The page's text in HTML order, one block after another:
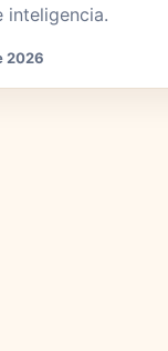
inteligencia.
2026